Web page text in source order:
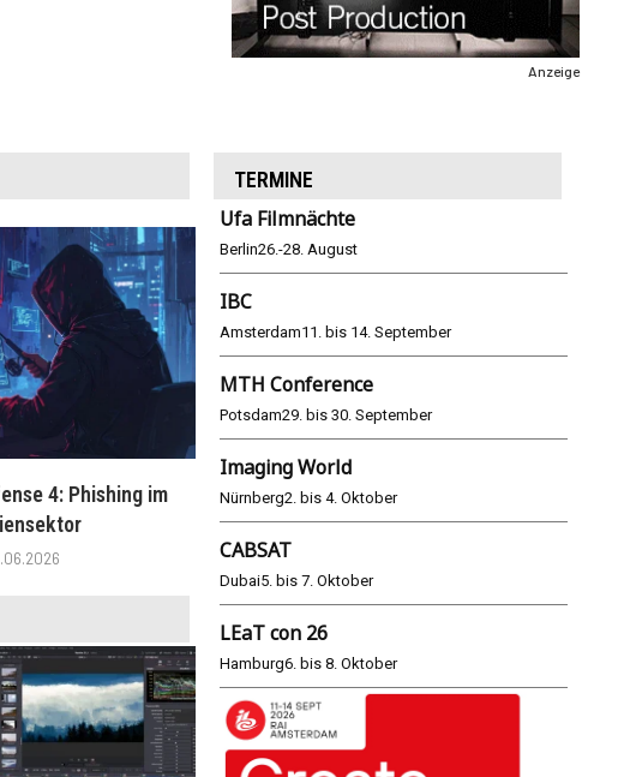
Anzeige
4: Phishing im
WM 2026: ARD und ZDF im Remote-
Modus
TERMINE
Ufa Filmnächte
Berlin26.-28. August
IBC
Amsterdam11. bis 14. September
MTH Conference
Potsdam29. bis 30. September
Imaging World
Nürnberg2. bis 4. Oktober
CABSAT
Dubai5. bis 7. Oktober
LEaT con 26
Hamburg6. bis 8. Oktober